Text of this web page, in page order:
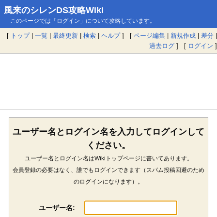
風来のシレンDS攻略Wiki
このページでは「ログイン」について攻略しています。
[ トップ| 一覧 | 最終更新 | 検索 | ヘルプ] [ ページ編集 | 新規作成 | 差分 |
過去ログ ] [ ログイン ]
ユーザー名とログイン名を入力してログインして
ください。
ユーザー名とログイン名はWikiトップページに書いてあります。
会員登録の必要はなく、誰でもログインできます（スパム投稿回避のため
のログインになります）。
ユーザー名: